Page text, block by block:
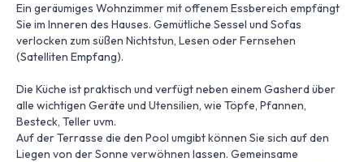
Ein geräumiges Wohnzimmer mit offenem Essbereich empfängt
Sie im Inneren des Hauses. Gemütliche Sessel und Sofas
verlocken zum süßen Nichtstun, Lesen oder Fernsehen
(Satelliten Empfang).
Die Küche ist praktisch und verfügt neben einem Gasherd über
alle wichtigen Geräte und Utensilien, wie Töpfe, Pfannen,
Besteck, Teller uvm.
Auf der Terrasse die den Pool umgibt können Sie sich auf den
Liegen von der Sonne verwöhnen lassen. Gemeinsame